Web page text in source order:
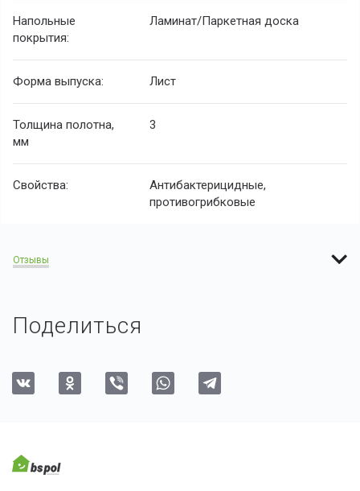
Напольные
покрытия:
Ламинат/Паркетная доска
Форма выпуска: Лист
Толщина полотна,
мм
3
Свойства:
Антибактерицидные,
противогрибковые
Отзывы
Поделиться